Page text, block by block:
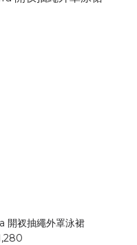
開衩抽繩外罩泳裙